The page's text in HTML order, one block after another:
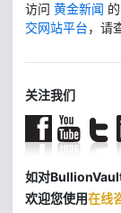
访问 黄金新闻 的
交网站平台，请
关注我们
如对BullionVault
欢迎您使用在线